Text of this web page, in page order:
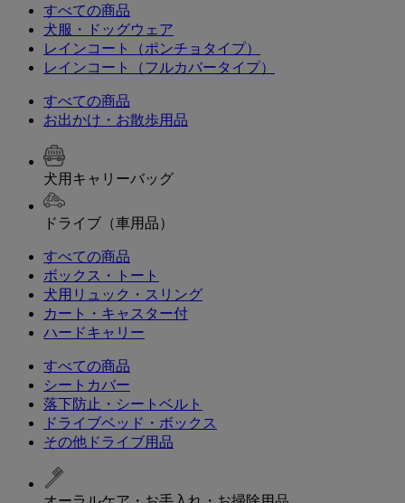
すべての商品
犬服・ドッグウェア
レインコート（ポンチョタイプ）
レインコート（フルカバータイプ）
すべての商品
お出かけ・お散歩用品
犬用キャリーバッグ
ドライブ（車用品）
すべての商品
ボックス・トート
犬用リュック・スリング
カート・キャスター付
ハードキャリー
すべての商品
シートカバー
落下防止・シートベルト
ドライブベッド・ボックス
その他ドライブ用品